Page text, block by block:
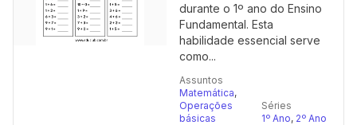
durante o 1º ano do Ensino
Fundamental. Esta
habilidade essencial serve
como...
Assuntos
Matemática,
Operações
básicas
Séries
1º Ano, 2º Ano